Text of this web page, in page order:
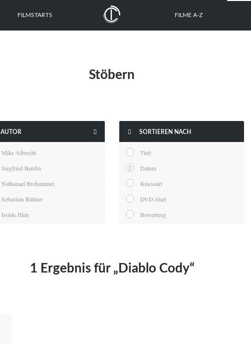
FILMSTARTS FILME A-Z
Stöbern
AUTOR 
Mike Albrecht
Siegfried Bendix
Nathanael Brohammer
Sebastian Büttner
Isolde Hien
 SORTIEREN NACH
Titel
Datum
Kinostart
DVD-Start
Bewertung
1 Ergebnis für „Diablo Cody“